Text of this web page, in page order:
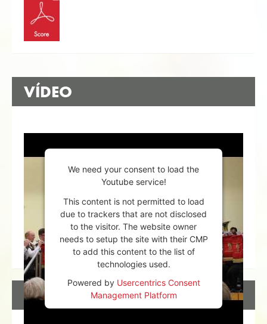
VÍDEO
We need your consent to load the
Youtube service!
This content is not permitted to load
due to trackers that are not disclosed
to the visitor. The website owner
needs to setup the site with their CMP
to add this content to the list of
technologies used.
Powered by Usercentrics Consent
Management Platform
DESCRIPCIÓN